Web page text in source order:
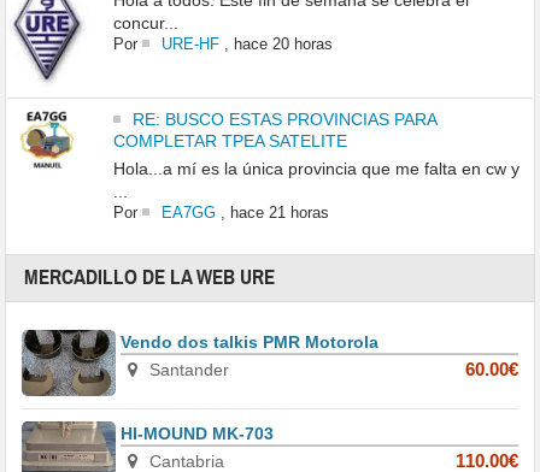
concur...
Por URE-HF, hace 20 horas
RE: BUSCO ESTAS PROVINCIAS PARA
COMPLETAR TPEA SATELITE
Hola...a mí es la única provincia que me falta en cw y
Por EA7GG, hace 21 horas
MERCADILLO DE LA WEB URE
Vendo dos talkis PMR Motorola
Santander
60.00€
HI-MOUND MK-703
Cantabria
110.00€